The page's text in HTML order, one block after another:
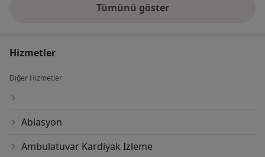
Tümünü gösterdeneyim hakkında
Hizmetler
Diğer Hizmetler
Ablasyon
Ambulatuvar Kardiyak Izleme